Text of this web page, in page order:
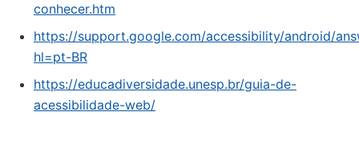
conhecer.htm
https://support.google.com/accessibility/android/
hl=pt-BR
https://educadiversidade.unesp.br/guia-de-
acessibilidade-web/